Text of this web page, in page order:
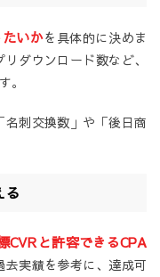
いかを具体的に決めま
ダウンロード数など、
。
刺交換数」や「後日商
る
CVRと許容できるCPA
実績を参考に、達成可